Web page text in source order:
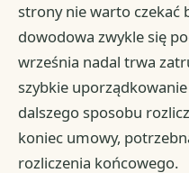
strony nie warto czekać
dowodowa zwykle się
września nadal trwa
szybkie
dalszego sposobu
koniec umowy,
rozliczenia końcowego.